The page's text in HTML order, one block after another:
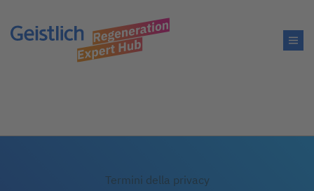
Termini della privacy